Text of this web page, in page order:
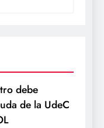
debe
de la UdeC